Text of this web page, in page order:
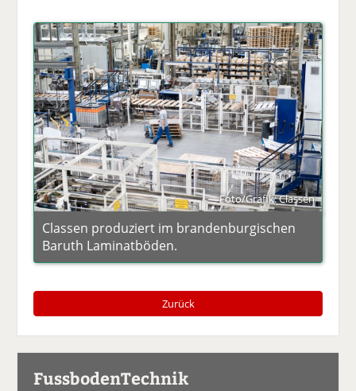
Foto/Grafik: Classen
Classen produziert im brandenburgischen
Baruth Laminatböden.
Zurück
FussbodenTechnik